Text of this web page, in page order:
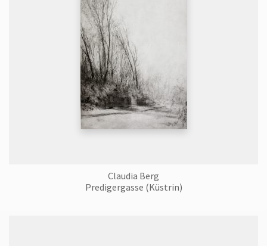
Claudia Berg
Predigergasse (Küstrin)